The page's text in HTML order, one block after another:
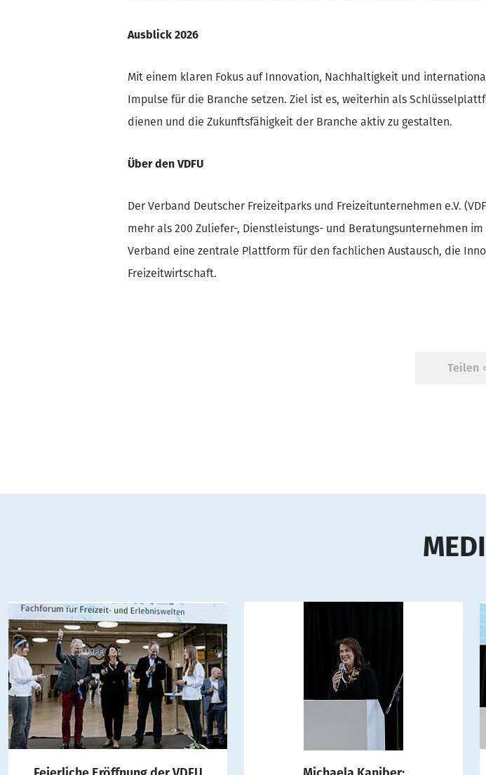
Ausblick 2026
Mit einem klaren Fokus auf Innovation, Nachhaltigkeit und
Impulse für die Branche setzen. Ziel ist es, weiterhin als
dienen und die Zukunftsfähigkeit der Branche aktiv zu gestalten.
Über den VDFU
Der Verband Deutscher Freizeitparks und Freizeitunternehmen e.V.
mehr als 200 Zuliefer-, Dienstleistungs- und Beratungsunternehmen
Verband eine zentrale Plattform für den fachlichen Austausch, die
Freizeitwirtschaft.
Teilen